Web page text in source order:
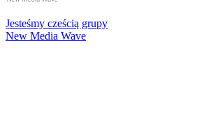
Jesteśmy cześcią grupy
New Media Wave